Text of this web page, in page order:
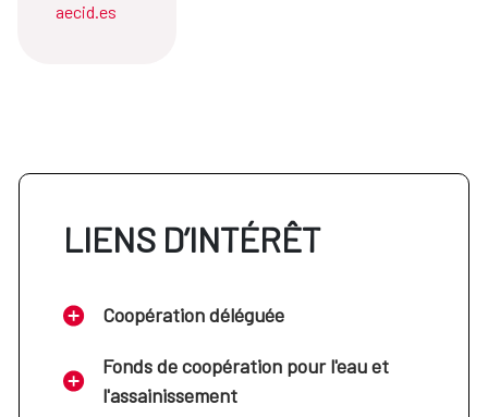
aecid.es
LIENS D’INTÉRÊT
Coopération déléguée
Fonds de coopération pour l'eau et
l'assainissement